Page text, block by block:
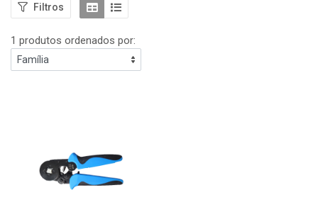
Filtros
1 produtos ordenados por: